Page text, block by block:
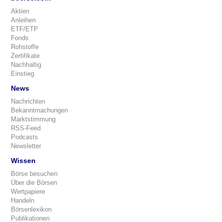
Aktien
Anleihen
ETF/ETP
Fonds
Rohstoffe
Zertifikate
Nachhaltig
Einstieg
News
Nachrichten
Bekanntmachungen
Marktstimmung
RSS-Feed
Podcasts
Newsletter
Wissen
Börse besuchen
Über die Börsen
Wertpapiere
Handeln
Börsenlexikon
Publikationen